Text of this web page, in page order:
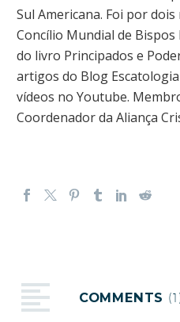
Sul Americana. Foi por
Concílio Mundial de
do livro Principados e
artigos do Blog
vídeos no Youtube.
Coordenador da Aliança
COMMENTS